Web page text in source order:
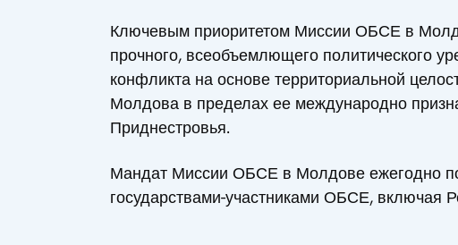
Ключевым приоритетом Миссии ОБСЕ в
прочного, всеобъемлющего политического
конфликта на основе территориальной
Молдова в пределах ее международно
Приднестровья.
Мандат Миссии ОБСЕ в Молдове ежегодно
государствами-участниками ОБСЕ, включая